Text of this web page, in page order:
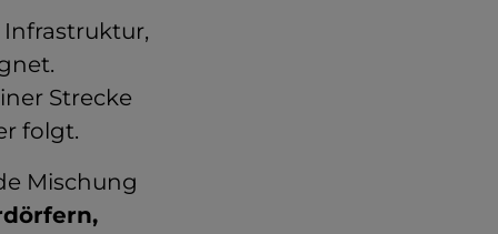
Infrastruktur,
Strecke
folgt.
Mischung